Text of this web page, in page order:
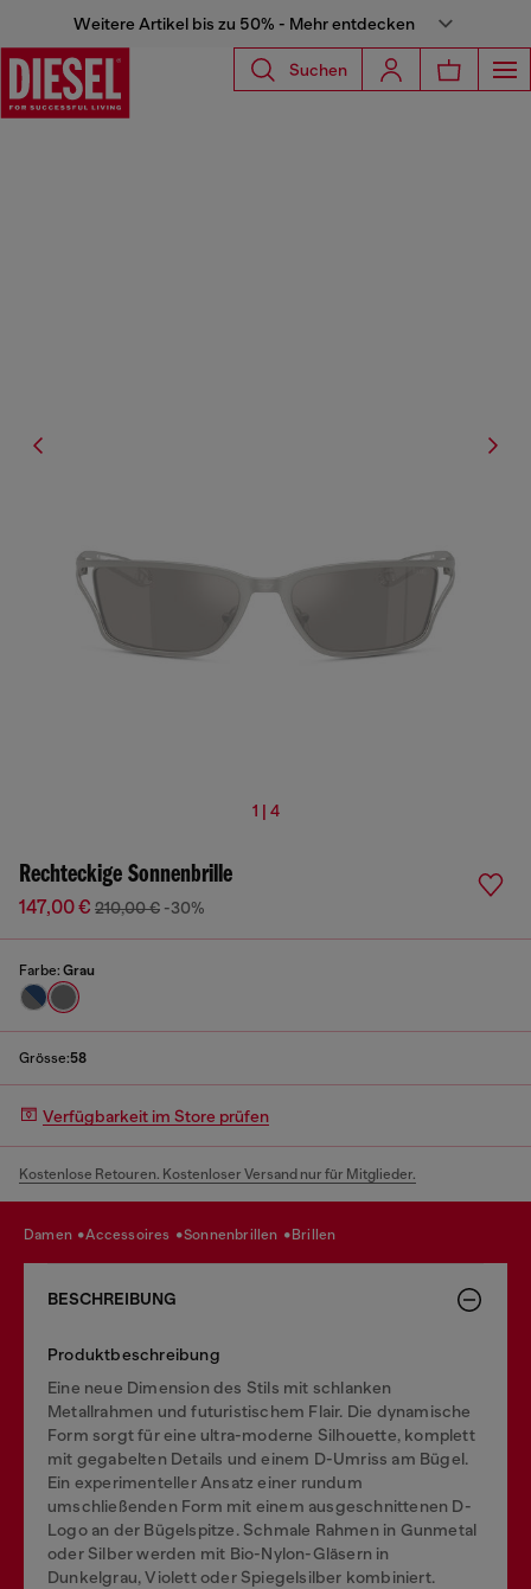
Weitere Artikel bis zu 50% - Mehr entdecken
Suchen
1 | 4
Rechteckige Sonnenbrille
147,00 € 210,00 € -30%
Farbe: Grau
Grösse:58
Verfügbarkeit im Store prüfen
Kostenlose Retouren. Kostenloser Versand nur für Mitglieder.
damen accessoires sonnenbrillen brillen
BESCHREIBUNG
Produktbeschreibung
Eine neue Dimension des Stils mit schlanken
Metallrahmen und futuristischem Flair. Die dynamische
Form sorgt für eine ultra-moderne Silhouette, komplett
mit gegabelten Details und einem D-Umriss am Bügel.
Ein experimenteller Ansatz einer rundum
umschließenden Form mit einem ausgeschnittenen D-
Logo an der Bügelspitze. Schmale Rahmen in Gunmetal
oder Silber werden mit Bio-Nylon-Gläsern in
Dunkelgrau, Violett oder Spiegelsilber kombiniert.